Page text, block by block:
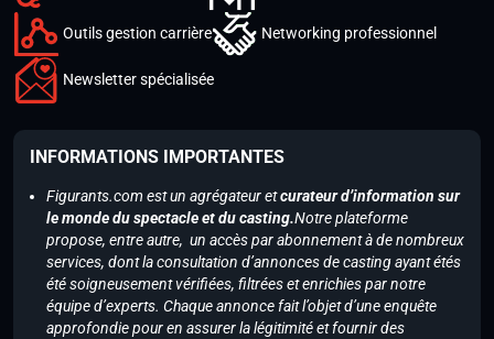
Outils gestion carrière Networking professionnel
Newsletter spécialisée
INFORMATIONS IMPORTANTES
Figurants.com est un agrégateur etcurateur d’information sur
le monde du spectacle et du casting.Notre plateforme
propose, entre autre, un accès par abonnement à de nombreux
services, dont la consultation d’annonces de casting ayant étés
été soigneusement vérifiées, filtrées et enrichies par notre
équipe d’experts. Chaque annonce fait l’objet d’une enquête
approfondie pour en assurer la légitimité et fournir des